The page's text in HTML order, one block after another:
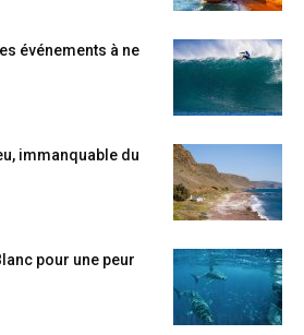
événements à ne
immanquable du
pour une peur